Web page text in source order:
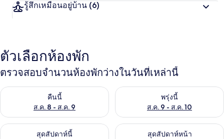
รู้สึกเหมือนอยู่บ้าน (6)
ตัวเลือกห้องพัก
ตรวจสอบจำนวนห้องพักว่างในวันที่เหล่านี้
คืนนี้
ส.ค. 8 - ส.ค. 9
ตรวจสอบจำนวนห้องพักว่างในคืนนี้ ส.ค. 8 - ส.ค. 9พรุ่งนี้
ส.ค. 9 - ส.ค. 10
ตรวจสอบจำนวนห้องพักว่างใน
สุดสัปดาห์นี้
ตรวจสอบจำนวนห้องพักว่างในสุดสัปดาห์นี้ ส.ค. 14 - ส.ค. 16
สุดสัปดาห์หน้า
ตรวจสอบจำนวนห้องพักว่างใน